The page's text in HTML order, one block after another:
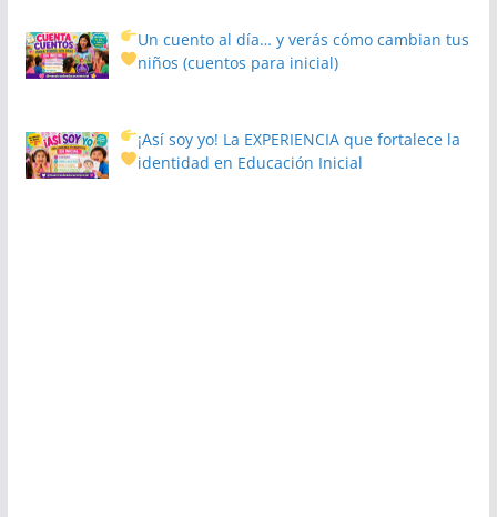
Un cuento al día… y verás cómo cambian tus
niños(cuentos para inicial)
¡Así soy yo! La EXPERIENCIA que fortalece la
identidad en Educación Inicial